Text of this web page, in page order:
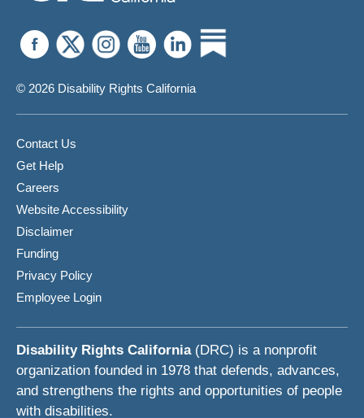
© 2026 Disability Rights California
Contact Us
Get Help
Careers
Website Accessibility
Disclaimer
Funding
Privacy Policy
Employee Login
Disability Rights California(DRC) is a nonprofit
organization founded in 1978 that defends, advances,
and strengthens the rights and opportunities of people
with disabilities.